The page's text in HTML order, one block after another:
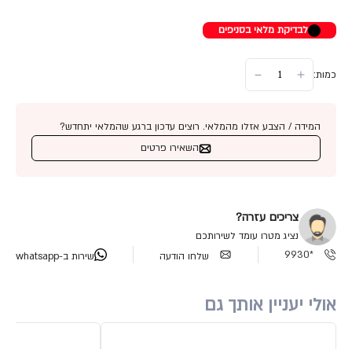
לבדיקת מלאי בסניפים
כמות:
המידה / הצבע אזלו מהמלאי. רוצים עדכון ברגע שהמלאי יתחדש?
השאירו פרטים
צריכים עזרה?
נציג מטרו עומד לשירותכם
*9930
שלחו הודעה שירות ב-whatsapp
אולי יעניין אותך גם